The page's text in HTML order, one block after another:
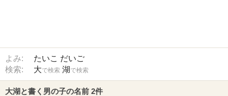
よみ: たいこ だいご
検索:
大で検索 湖 で検索
大湖と書く男の子の名前 2件